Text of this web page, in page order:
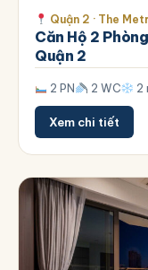
Quận 2 · The
Căn Hộ 2
Quận 2
2 PN 2 WC 2
Xem chi tiết